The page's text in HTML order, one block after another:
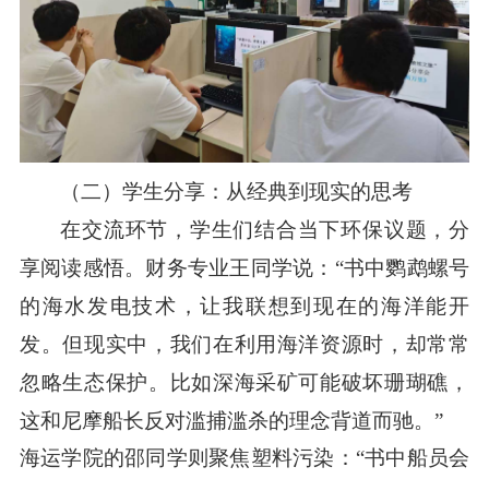
（二）学生分享：从经典到现实的思考
在交流环节，学生们结合当下环保议题，分
享阅读感悟。财务专业王同学说：“书中鹦鹉螺号
的海水发电技术，让我联想到现在的海洋能开
发。但现实中，我们在利用海洋资源时，却常常
忽略生态保护。比如深海采矿可能破坏珊瑚礁，
这和尼摩船长反对滥捕滥杀的理念背道而驰。”
海运学院的邵同学则聚焦塑料污染：“书中船员会